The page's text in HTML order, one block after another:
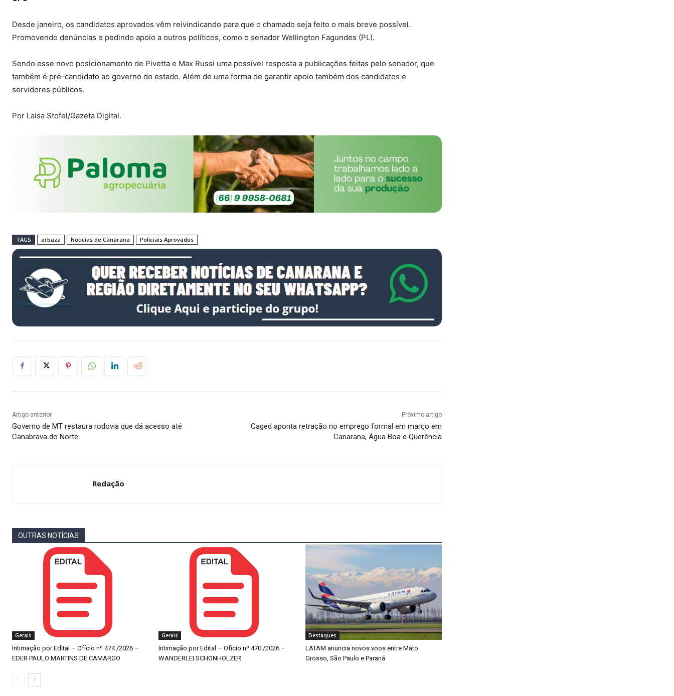
Desde janeiro, os candidatos aprovados vêm reivindicando para que o chamado seja feito o mais breve possível.
Promovendo denúncias e pedindo apoio a outros políticos, como o senador Wellington Fagundes (PL).
Sendo esse novo posicionamento de Pivetta e Max Russi uma possível resposta a publicações feitas pelo senador, que
também é pré-candidato ao governo do estado. Além de uma forma de garantir apoio também dos candidatos e
servidores públicos.
Por Laisa Stofel/Gazeta Digital.
TAGS arbaza Noticias de Canarana Policiais Aprovados
Artigo anterior
Governo de MT restaura rodovia que dá acesso até
Canabrava do Norte
Próximo artigo
Caged aponta retração no emprego formal em março em
Canarana, Água Boa e Querência
Redação
OUTRAS NOTÍCIAS
Gerais
Intimação por Edital – Ofício nº 474 /2026 –
EDER PAULO MARTINS DE CAMARGO
Gerais
Intimação por Edital – Ofício nº 470 /2026 –
WANDERLEI SCHONHOLZER
Destaques
LATAM anuncia novos voos entre Mato
Grosso, São Paulo e Paraná